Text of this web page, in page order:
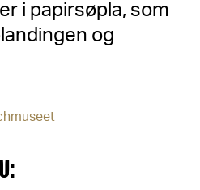
i papirsøpla, som
og